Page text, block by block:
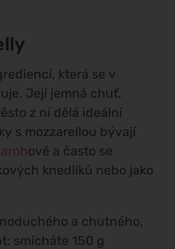
která se v
Její jemná chuť,
z ní dělá ideální
s mozzarellou bývají
ové a často se
knedlíků nebo jako
a chutného,
smícháte 150 g